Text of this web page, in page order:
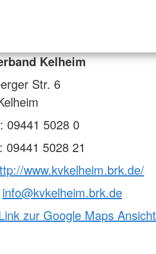
Kelheim
Str. 6
09441 5028 0
09441 5028 21
www.kvkelheim.brk.de/
info@kvkelheim.brk.de
zur Google Maps Ansicht